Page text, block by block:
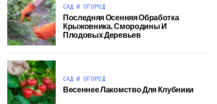
САД И ОГОРОД
Последняя Осенняя Обработка
Крыжовника, Смородины И
Плодовых Деревьев
САД И ОГОРОД
Весеннее Лакомство Для Клубники